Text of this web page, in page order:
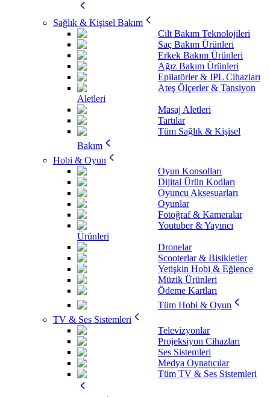
Sağlık & Kişisel Bakım
Cilt Bakım Teknolojileri
Saç Bakım Ürünleri
Erkek Bakım Ürünleri
Ağız Bakım Ürünleri
Epilatörler & IPL Cihazları
Ateş Ölçerler & Tansiyon
Aletleri
Masaj Aletleri
Tartılar
Tüm Sağlık & Kişisel
Bakım
Hobi & Oyun
Oyun Konsolları
Dijital Ürün Kodları
Oyuncu Aksesuarları
Oyunlar
Fotoğraf & Kameralar
Youtuber & Yayıncı
Ürünleri
Dronelar
Scooterlar & Bisikletler
Yetişkin Hobi & Eğlence
Müzik Ürünleri
Ödeme Kartları
Tüm Hobi & Oyun
TV & Ses Sistemleri
Televizyonlar
Projeksiyon Cihazları
Ses Sistemleri
Medya Oynatıcılar
Tüm TV & Ses Sistemleri